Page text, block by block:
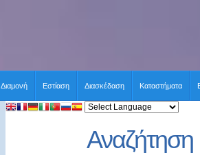
Διαμονή Εστίαση Διασκέδαση Καταστήματα
Αναζήτηση